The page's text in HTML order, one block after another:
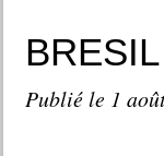
Publié le 1